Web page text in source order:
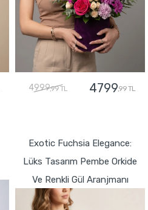
4999,99 TL 4799,99 TL
Exotic Fuchsia Elegance:
Lüks Tasarım Pembe Orkide
Ve Renkli Gül Aranjmanı